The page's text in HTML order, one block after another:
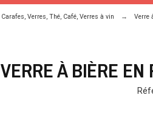
Carafes, Verres, Thé, Café, Verres à vin Verre
VERRE À BIÈRE